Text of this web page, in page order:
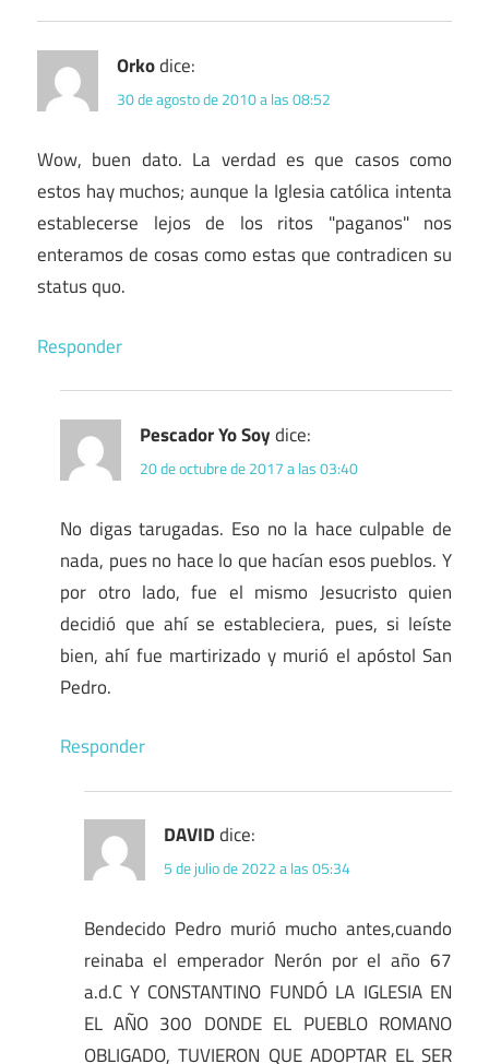
Orkodice:
30 de agosto de 2010 a las 08:52
Wow, buen dato. La verdad es que casos como
estos hay muchos; aunque la Iglesia católica intenta
establecerse lejos de los ritos "paganos" nos
enteramos de cosas como estas que contradicen su
status quo.
Responder
Pescador Yo Soy dice:
20 de octubre de 2017 a las 03:40
No digas tarugadas. Eso no la hace culpable de
nada, pues no hace lo que hacían esos pueblos. Y
por otro lado, fue el mismo Jesucristo quien
decidió que ahí se estableciera, pues, si leíste
bien, ahí fue martirizado y murió el apóstol San
Pedro.
Responder
DAVIDdice:
5 de julio de 2022 a las 05:34
Bendecido Pedro murió mucho antes,cuando
reinaba el emperador Nerón por el año 67
a.d.C Y CONSTANTINO FUNDÓ LA IGLESIA EN
EL AÑO 300 DONDE EL PUEBLO ROMANO
OBLIGADO, TUVIERON QUE ADOPTAR EL SER